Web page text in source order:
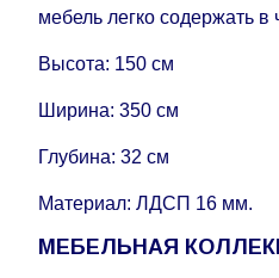
мебель легко содержать в
Высота: 150 см
Ширина: 350 см
Глубина: 32 см
Материал: ЛДСП 16 мм.
МЕБЕЛЬНАЯ